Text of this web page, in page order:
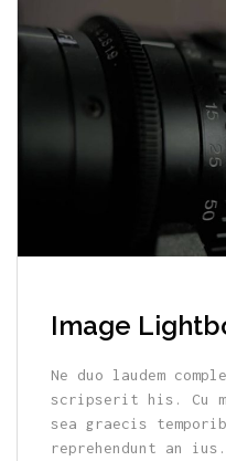
Image
Ne duo laudem
scripserit his. Cu
sea graecis
reprehendunt an